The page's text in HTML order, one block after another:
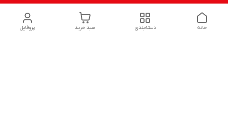
پروفایل سبد خرید دسته‌بندی خانه